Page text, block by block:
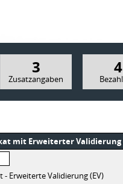
3
Zusatzangaben
4
mit Erweiterter Validierung
Erweiterte Validierung (EV)